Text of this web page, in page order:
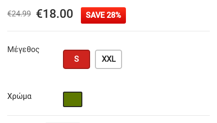
€24.99 €18.00 SAVE 28%
Μέγεθος
S
XXL
Χρώμα